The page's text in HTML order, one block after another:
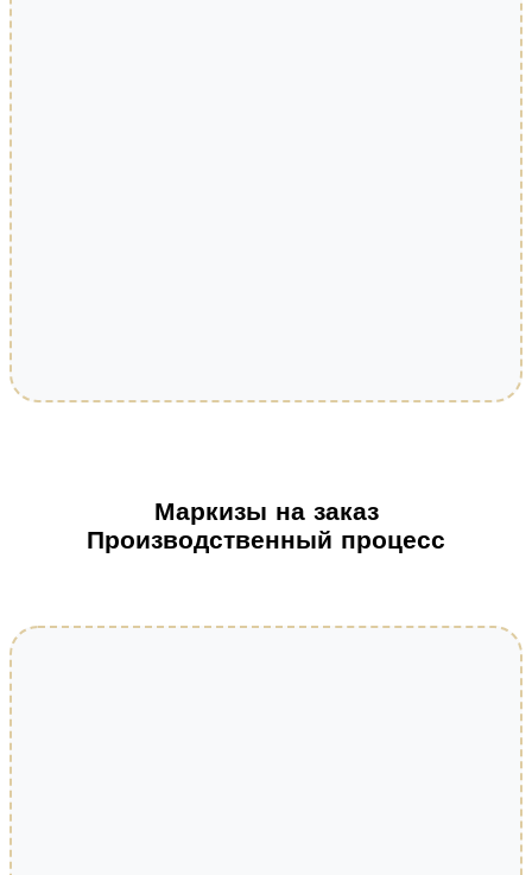
Маркизы на заказ
Производственный процесс